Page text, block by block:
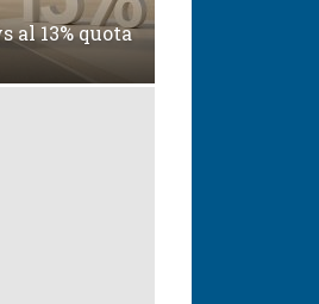
al 13% quota